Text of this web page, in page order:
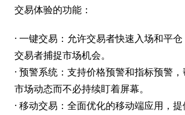
交易体验的功能：
· 一键交易：允许交易者快速入场和平
交易者捕捉市场机会。
· 预警系统：支持价格预警和指标预警
市场动态而不必持续盯着屏幕。
· 移动交易：全面优化的移动端应用，